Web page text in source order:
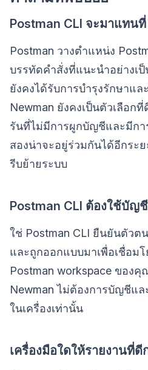
Postman CLI จะมาแทน
Postman วางตำแหน่ง
บรรทัดคำสั่งที่แนะนำอย่างเ
ยังคงได้รับการบำรุงรักษาแ
Newman ยังคงเป็นตัวเลือก
รันที่ไม่มีการผูกบัญชีและมีกา
สองน่าจะอยู่ร่วมกันได้อีกระ
รีบย้ายระบบ
Postman CLI ต้องใช้บัญ
ใช่ Postman CLI ยืนยันตัวต
และถูกออกแบบมาเพื่อเชื่อม
Postman workspace ของ
Newman ไม่ต้องการบัญชีแ
ในเครื่องเท่านั้น
เครื่องมือใดให้รายงานที่ดี